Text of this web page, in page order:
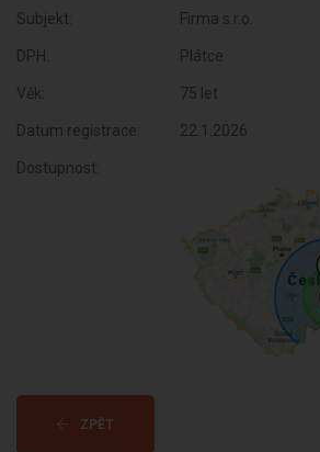
Subjekt: Firma s.r.o.
DPH: Plátce
Věk: 75 let
Datum registrace: 22.1.2026
Dostupnost:
ZPĚT